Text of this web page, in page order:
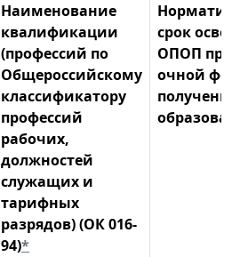
Наименование
квалификации
(профессий по
Общероссийскому
классификатору
профессий
рабочих,
должностей
служащих и
тарифных
разрядов) (ОК 016-
94)*
срок
ОПОП
очной